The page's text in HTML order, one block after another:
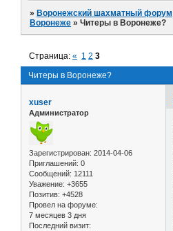
»Воронежский шахматный форум
Воронеже »Читеры в Воронеже?
Читеры в Воронеже?
Страница:« 1 2 3
xuser
Администратор
Зарегистрирован: 2014-04-06
Приглашений: 0
Сообщений: 12111
Уважение: +3655
Позитив: +4528
Провел на форуме:
7 месяцев 3 дня
Последний визит: